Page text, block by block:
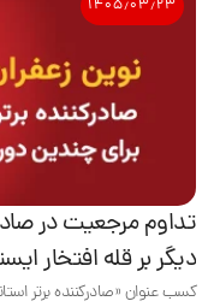
۱۴۰۵٫۰۳٫۲۳
تداوم مرجعیت در
دیگر بر قله افتخار
کسب عنوان «صادرکننده برتر